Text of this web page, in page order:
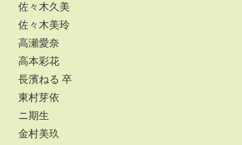
佐々木久美
佐々木美玲
高瀬愛奈
高本彩花
長濱ねる 卒
東村芽依
ニ期生
金村美玖